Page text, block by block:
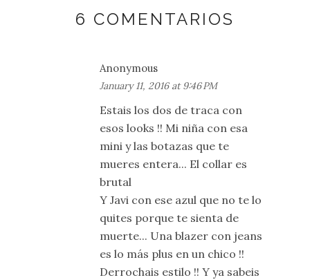
6 COMENTARIOS
Anonymous
January 11, 2016 at 9:46 PM
Estais los dos de traca con
esos looks !! Mi niña con esa
mini y las botazas que te
mueres entera... El collar es
brutal
Y Javi con ese azul que no te lo
quites porque te sienta de
muerte... Una blazer con jeans
es lo más plus en un chico !!
Derrochais estilo !! Y ya sabeis